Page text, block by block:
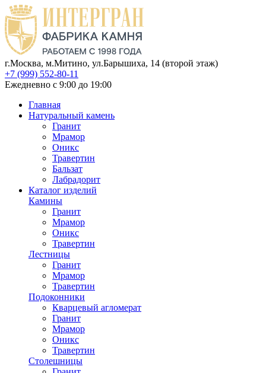
г.Москва, м.Митино, ул.Барышиха, 14 (второй этаж)
+7 (999) 552-80-11
Ежедневно с 9:00 до 19:00
Главная
Натуральный камень
Гранит
Мрамор
Оникс
Травертин
Бальзат
Лабрадорит
Каталог изделий
Камины
Гранит
Мрамор
Оникс
Травертин
Лестницы
Гранит
Мрамор
Травертин
Подоконники
Кварцевый агломерат
Гранит
Мрамор
Оникс
Травертин
Столешницы